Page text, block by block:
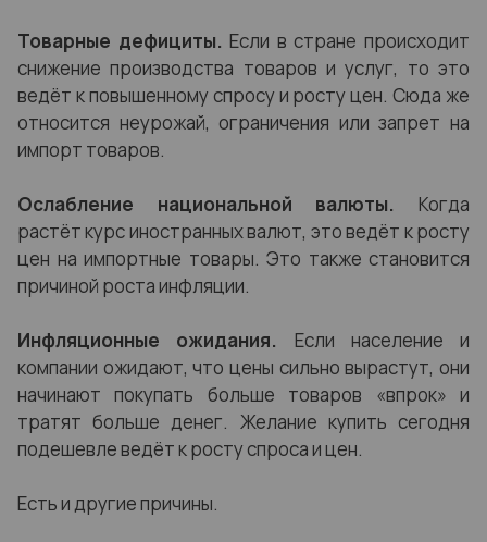
Товарные дефициты.Если в стране происходит
снижение производства товаров и услуг, то это
ведёт к повышенному спросу и росту цен. Сюда же
относится неурожай, ограничения или запрет на
импорт товаров.
Ослабление национальной валюты.
Когда
растёт курс иностранных валют, это ведёт к росту
цен на импортные товары. Это также становится
причиной роста инфляции.
Инфляционные ожидания. Если население и
компании ожидают, что цены сильно вырастут, они
начинают покупать больше товаров «впрок» и
тратят больше денег. Желание купить сегодня
подешевле ведёт к росту спроса и цен.
Есть и другие причины.